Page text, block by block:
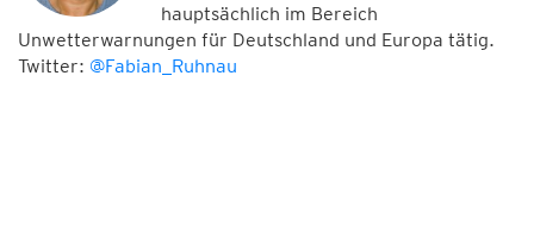
hauptsächlich im Bereich
Unwetterwarnungen für Deutschland und Europa tätig.
Twitter: @Fabian_Ruhnau